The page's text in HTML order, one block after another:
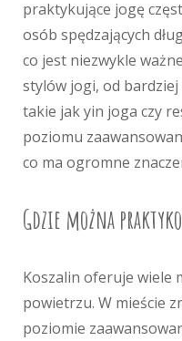
praktykujące jogę
osób spędzających
co jest niezwykle
stylów jogi, od
takie jak yin joga czy
poziomu
co ma ogromne
Gdzie można
Koszalin oferuje wiele
powietrzu. W mieście
poziomie